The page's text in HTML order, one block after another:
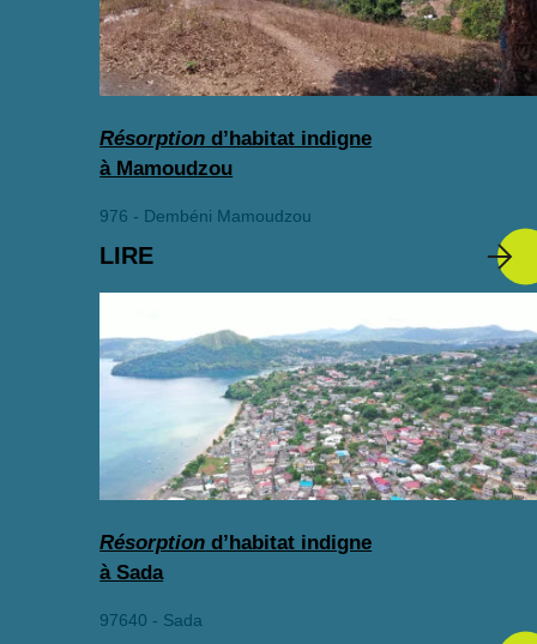
Résorption d’habitat indigne
à Mamoudzou
976 - Dembéni Mamoudzou
LIRE
Résorption d’habitat indigne
à Sada
97640 - Sada